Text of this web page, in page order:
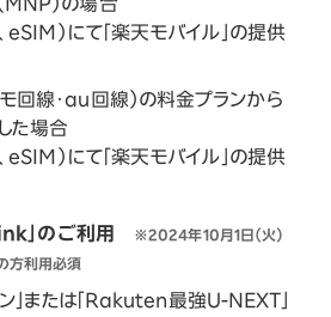
eSIM）にて「楽天モバイル」の提供
回線・au回線）の料金プランから
た場合
eSIM）にて「楽天モバイル」の提供
」のご利用
※2024年10月1日（火）
方利用必須
」または「Rakuten最強U-NEXT」